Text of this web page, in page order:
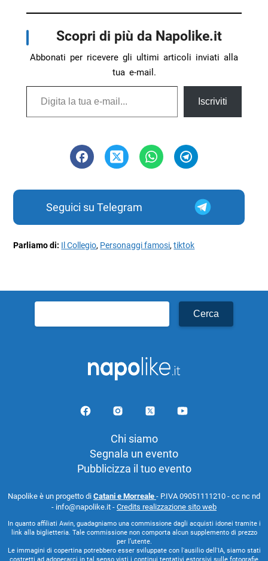
Scopri di più da Napolike.it
Abbonati per ricevere gli ultimi articoli inviati alla
tua e-mail.
Digita la tua e-mail...
Iscriviti
Seguici su Telegram
Parliamo di: Il Collegio, Personaggi famosi,tiktok
per:
Chi siamo
Segnala un evento
Pubblicizza il tuo evento
Napolike è un progetto di Catani e Morreale - P.IVA 09051111210 - cc nc nd
- info@napolike.it - Credits realizzazione sito web
In quanto affiliati Awin, guadagniamo una commissione dagli acquisti idonei tramite i
link alla biglietteria. Tale commissione non comporta alcun supplemento di prezzo
per l’utente.
Le immagini di copertina potrebbero esser sviluppate con l'ausilio dell'IA, siamo stati
costretti ad adoperarci in tal senso visti i continui tentativi estorsivi sulle fotografie